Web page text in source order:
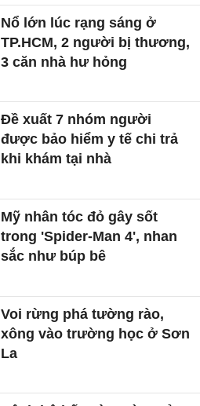
Nổ lớn lúc rạng sáng ở
TP.HCM, 2 người bị thương,
3 căn nhà hư hỏng
Đề xuất 7 nhóm người
được bảo hiểm y tế chi trả
khi khám tại nhà
Mỹ nhân tóc đỏ gây sốt
trong 'Spider-Man 4', nhan
sắc như búp bê
Voi rừng phá tường rào,
xông vào trường học ở Sơn
La